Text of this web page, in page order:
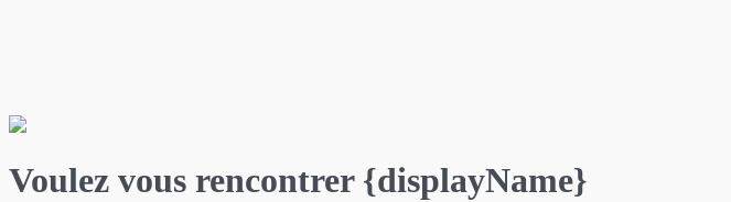
Voulez vous rencontrer {displayName}